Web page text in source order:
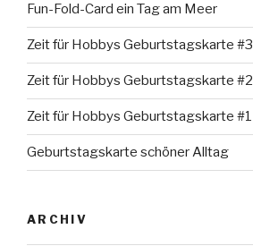
Fun-Fold-Card ein Tag am Meer
Zeit für Hobbys Geburtstagskarte #3
Zeit für Hobbys Geburtstagskarte #2
Zeit für Hobbys Geburtstagskarte #1
Geburtstagskarte schöner Alltag
ARCHIV